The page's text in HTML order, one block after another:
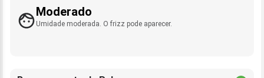
Moderado
Umidade moderada. O frizz pode aparecer.